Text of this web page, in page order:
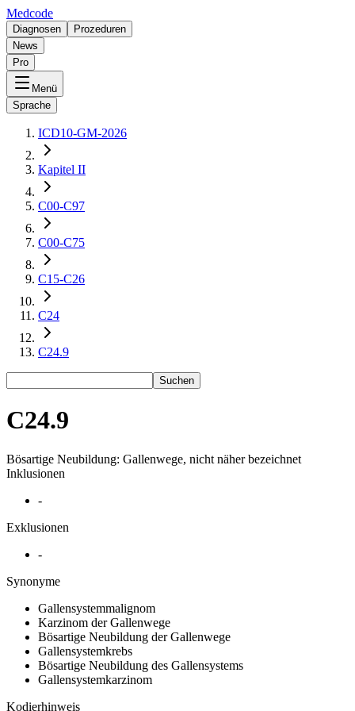
Medcode
Diagnosen
Prozeduren
News
Pro
Menü
Sprache
ICD10-GM-2026
Kapitel II
C00-C97
C00-C75
C15-C26
C24
C24.9
Suchen
C24.9
Bösartige Neubildung: Gallenwege, nicht näher bezeichnet
Inklusionen
-
Exklusionen
-
Synonyme
Gallensystemmalignom
Karzinom der Gallenwege
Bösartige Neubildung der Gallenwege
Gallensystemkrebs
Bösartige Neubildung des Gallensystems
Gallensystemkarzinom
Kodierhinweis